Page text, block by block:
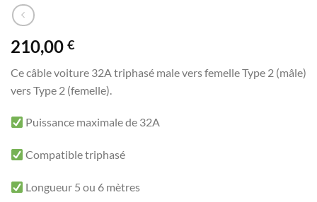
210,00 €
Ce câble voiture 32A triphasé male vers femelle Type 2 (mâle)
vers Type 2 (femelle).
Puissance maximale de 32A
Compatible triphasé
Longueur 5 ou 6 mètres